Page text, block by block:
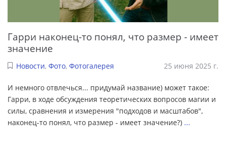
Гарри наконец-то понял, что размер - имеет
значение
Новости, Фото, Фотогалерея 25 июня 2025 г.
И немного отвлечься... придумай название) может такое:
Гарри, в ходе обсуждения теоретических вопросов магии и
силы, сравнения и измерения "подходов и масштабов",
наконец-то понял, что размер - имеет значение?) ...